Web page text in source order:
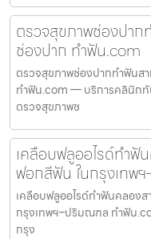
ตรวจสุขภาพช่องปา
ช่องปาก ทำฟัน.com
ตรวจสุขภาพช่องปากทำฟันส
ทำฟัน.com — บริการคลินิก
ตรวจสุขภาพช
เคลือบฟลูออไรด์ทำฟั
ฟอกสีฟัน ในกรุงเทพ
เคลือบฟลูออไรด์ทำฟันคลอง
กรุงเทพฯ–ปริมณฑล ทำฟัน
กรุง